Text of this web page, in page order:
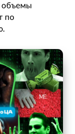
объемы
по